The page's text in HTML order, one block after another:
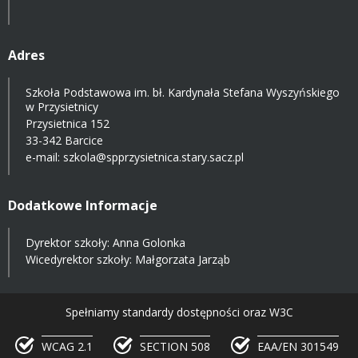
Adres
Szkoła Podstawowa im. bł. Kardynała Stefana Wyszyńskiego
w Przysietnicy
Przysietnica 152
33-342 Barcice
e-mail: szkola@spprzysietnica.stary.sacz.pl
Dodatkowe Informacje
Dyrektor szkoły: Anna Golonka
Wicedyrektor szkoły: Małgorzata Jarząb
Spełniamy standardy dostępności oraz W3C
WCAG 2.1 SECTION 508 EAA/EN 301549